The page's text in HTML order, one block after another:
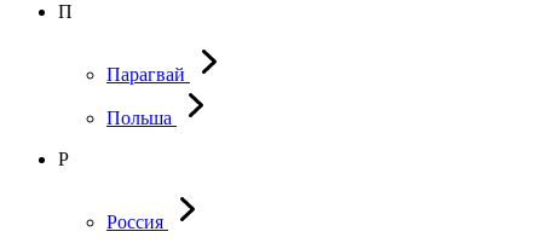
П
Парагвай
Польша
Р
Россия